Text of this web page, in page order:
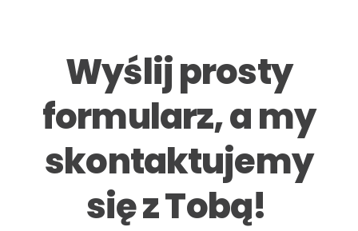
Wyślij prosty
formularz, a my
skontaktujemy
się z Tobą!